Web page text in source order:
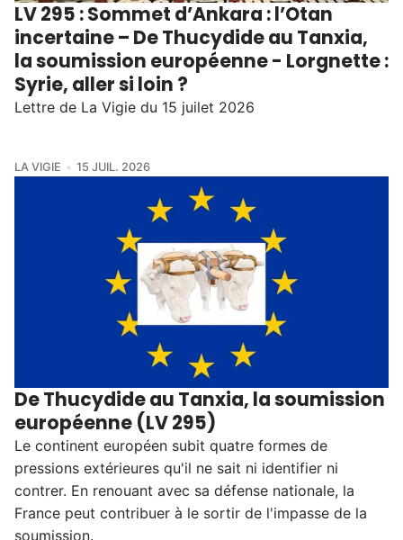
LV 295 : Sommet d’Ankara : l’Otan
incertaine – De Thucydide au Tanxia,
la soumission européenne - Lorgnette :
Syrie, aller si loin ?
Lettre de La Vigie du 15 juilet 2026
LA VIGIE 15 JUIL. 2026
De Thucydide au Tanxia, la soumission
européenne (LV 295)
Le continent européen subit quatre formes de
pressions extérieures qu'il ne sait ni identifier ni
contrer. En renouant avec sa défense nationale, la
France peut contribuer à le sortir de l'impasse de la
soumission.